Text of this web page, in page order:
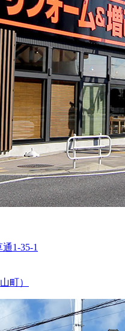
1-35-1
町）